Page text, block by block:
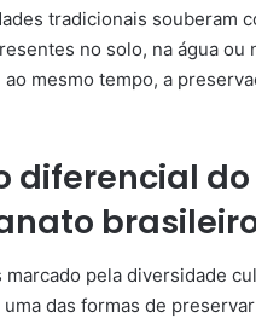
tradicionais souberam
no solo, na água ou
mesmo tempo, a
diferencial do
marcado pela diversidade
das formas de